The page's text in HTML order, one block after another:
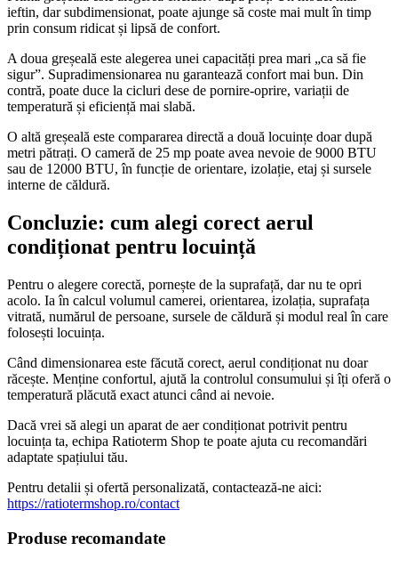
ieftin, dar subdimensionat, poate ajunge să coste mai mult în timp
prin consum ridicat și lipsă de confort.
A doua greșeală este alegerea unei capacități prea mari „ca să fie
sigur”. Supradimensionarea nu garantează confort mai bun. Din
contră, poate duce la cicluri dese de pornire-oprire, variații de
temperatură și eficiență mai slabă.
O altă greșeală este compararea directă a două locuințe doar după
metri pătrați. O cameră de 25 mp poate avea nevoie de 9000 BTU
sau de 12000 BTU, în funcție de orientare, izolație, etaj și sursele
interne de căldură.
Concluzie: cum alegi corect aerul
condiționat pentru locuință
Pentru o alegere corectă, pornește de la suprafață, dar nu te opri
acolo. Ia în calcul volumul camerei, orientarea, izolația, suprafața
vitrată, numărul de persoane, sursele de căldură și modul real în care
folosești locuința.
Când dimensionarea este făcută corect, aerul condiționat nu doar
răcește. Menține confortul, ajută la controlul consumului și îți oferă o
temperatură plăcută exact atunci când ai nevoie.
Dacă vrei să alegi un aparat de aer condiționat potrivit pentru
locuința ta, echipa Ratioterm Shop te poate ajuta cu recomandări
adaptate spațiului tău.
Pentru detalii și ofertă personalizată, contactează-ne aici:
https://ratiotermshop.ro/contact
Produse recomandate